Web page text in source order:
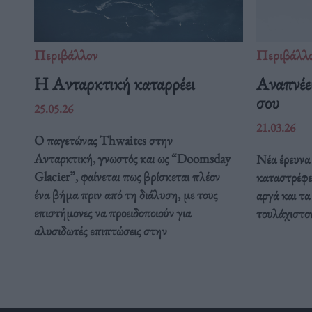
Περιβάλλον
Η Ανταρκτική καταρρέει
25.05.26
Ο παγετώνας Thwaites στην
Ανταρκτική, γνωστός και ως “Doomsday
Glacier”, φαίνεται πως βρίσκεται πλέον
ένα βήμα πριν από τη διάλυση, με τους
επιστήμονες να προειδοποιούν για
αλυσιδωτές επιπτώσεις στην
σου
21.03.26
Νέα έρευνα
αργά και